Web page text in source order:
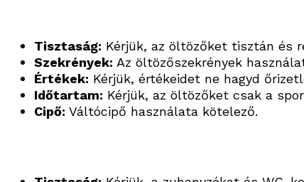
Tisztaság: Kérjük, az öltözőket tisztán és
Szekrények: Az öltözőszekrények
Értékek: Kérjük, értékeidet ne hagyd
Időtartam: Kérjük, az öltözőket csak a
Cipő: Váltócipő használata kötelező.